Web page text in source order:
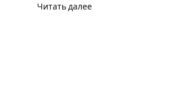
Читать далее